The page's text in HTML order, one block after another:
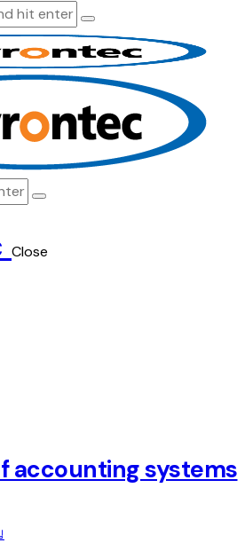
Close
accounting systems